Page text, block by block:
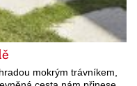
mokrým trávníkem,